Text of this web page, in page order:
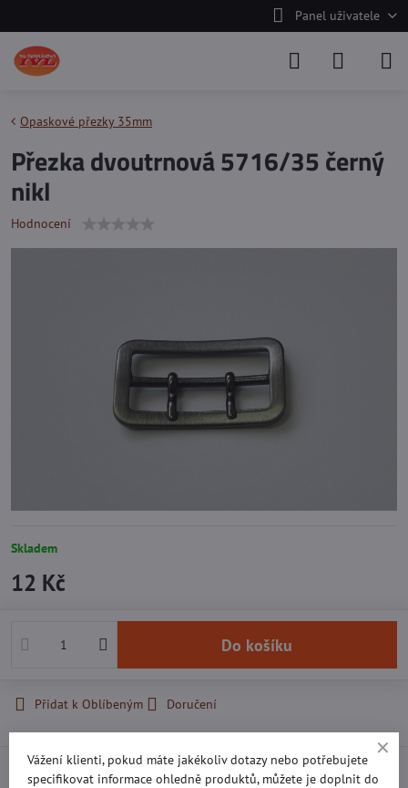
Panel uživatele
Opaskové přezky 35mm
Přezka dvoutrnová 5716/35 černý
nikl
Hodnocení
Skladem
12 Kč
Do košíku
Přidat k Oblíbeným Doručení
Recenze
Vážení klienti, pokud máte jakékoliv dotazy nebo potřebujete
specifikovat informace ohledně produktů, můžete je doplnit do